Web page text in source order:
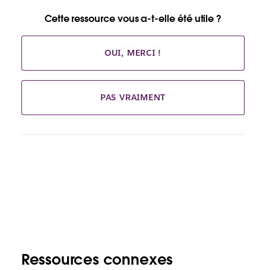
Cette ressource vous a-t-elle été utile ?
OUI, MERCI !
PAS VRAIMENT
Ressources connexes